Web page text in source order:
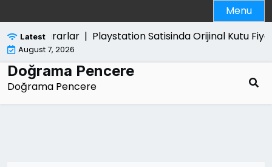
to
content
Menu
Latest
Verdigi Zararlar | Playstation Satisinda Orijinal Kutu
August 7, 2026
Doğrama Pencere
Doğrama Pencere